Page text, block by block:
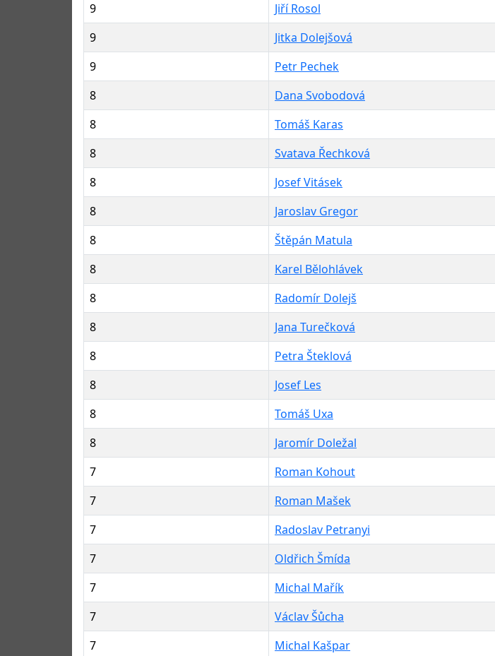
9
Jiří Rosol
9
Jitka Dolejšová
9
Petr Pechek
8
Dana Svobodová
8
Tomáš Karas
8
Svatava Řechková
8
Josef Vitásek
8
Jaroslav Gregor
8
Štěpán Matula
8
Karel Bělohlávek
8
Radomír Dolejš
8
Jana Turečková
8
Petra Šteklová
8
Josef Les
8
Tomáš Uxa
8
Jaromír Doležal
7
Roman Kohout
7
Roman Mašek
7
Radoslav Petranyi
7
Oldřich Šmída
7
Michal Mařík
7
Václav Šůcha
7
Michal Kašpar